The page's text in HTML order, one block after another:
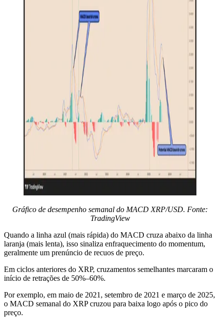
Gráfico de desempenho semanal do MACD XRP/USD. Fonte:
TradingView
Quando a linha azul (mais rápida) do MACD cruza abaixo da linha
laranja (mais lenta), isso sinaliza enfraquecimento do momentum,
geralmente um prenúncio de recuos de preço.
Em ciclos anteriores do XRP, cruzamentos semelhantes marcaram o
início de retrações de 50%–60%.
Por exemplo, em maio de 2021, setembro de 2021 e março de 2025,
o MACD semanal do XRP cruzou para baixa logo após o pico do
preço.